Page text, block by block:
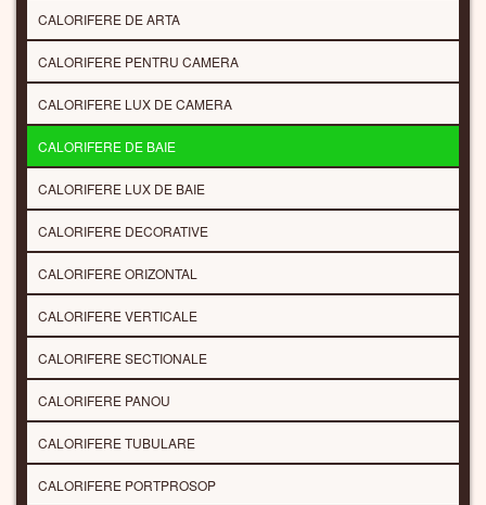
CALORIFERE DE ARTA
CALORIFERE PENTRU CAMERA
CALORIFERE LUX DE CAMERA
CALORIFERE DE BAIE
CALORIFERE LUX DE BAIE
CALORIFERE DECORATIVE
CALORIFERE ORIZONTAL
CALORIFERE VERTICALE
CALORIFERE SECTIONALE
CALORIFERE PANOU
CALORIFERE TUBULARE
CALORIFERE PORTPROSOP